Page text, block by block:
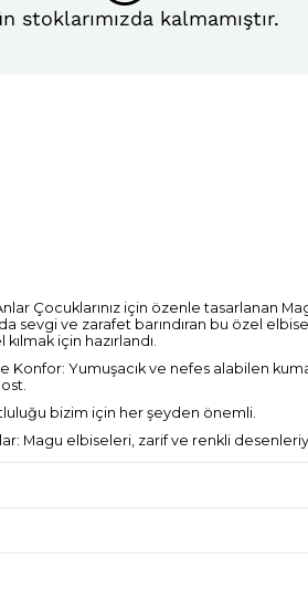
stoklarımızda kalmamıştır.
Çocuklarınız için özenle tasarlanan
sevgi ve zarafet barındıran bu özel
için hazırlandı.
Konfor: Yumuşacık ve nefes alabilen
bizim için her şeyden önemli.
Magu elbiseleri, zarif ve renkli
de günlük kullanımda ideal.
üretim yöntemleriyle çevreye
için sorumluluk taşıyoruz.